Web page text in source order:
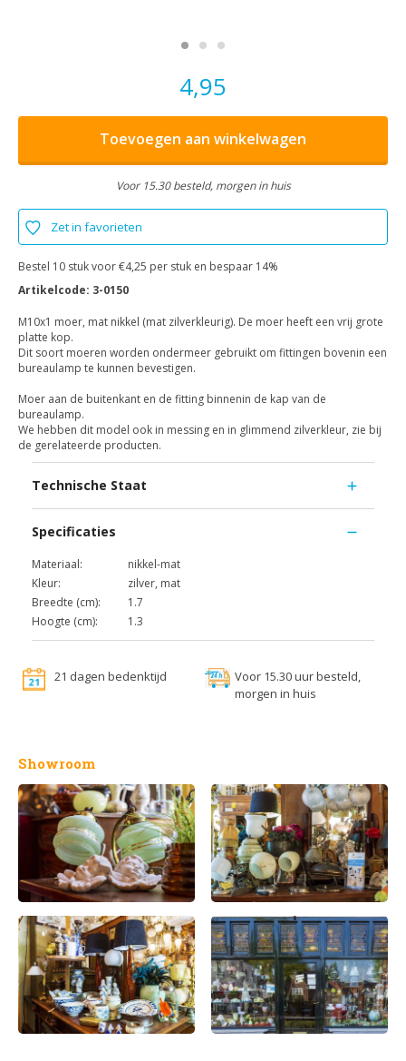
4,95
Toevoegen aan winkelwagen
Voor 15.30 besteld, morgen in huis
Zet in favorieten
Bestel 10 stuk voor €4,25 per stuk en bespaar 14%
Artikelcode: 3-0150
M10x1 moer, mat nikkel (mat zilverkleurig). De moer heeft een vrij grote
platte kop.
Dit soort moeren worden ondermeer gebruikt om fittingen bovenin een
bureaulamp te kunnen bevestigen.
Moer aan de buitenkant en de fitting binnenin de kap van de
bureaulamp.
We hebben dit model ook in messing en in glimmend zilverkleur, zie bij
de gerelateerde producten.
Technische Staat
Specificaties
Materiaal:
nikkel-mat
Kleur:
zilver, mat
Breedte (cm):
1.7
Hoogte (cm):
1.3
21 dagen bedenktijd
Voor 15.30 uur besteld,
morgen in huis
Showroom